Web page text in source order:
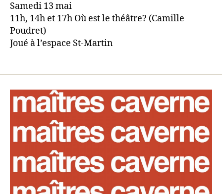
Samedi 13 mai
11h, 14h et 17h Où est le théâtre? (Camille
Poudret)
Joué à l’espace St-Martin